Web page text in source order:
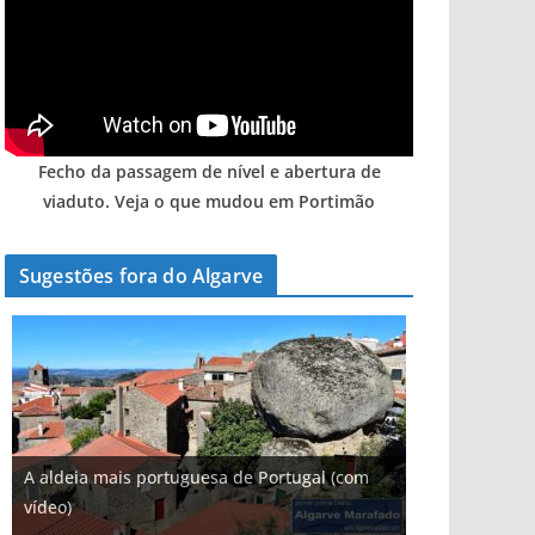
Fecho da passagem de nível e abertura de
viaduto. Veja o que mudou em Portimão
Sugestões fora do Algarve
A aldeia mais portuguesa de Portugal (com
vídeo)
A piscina natural com cascata
As portas do rio Tejo (com vídeo)